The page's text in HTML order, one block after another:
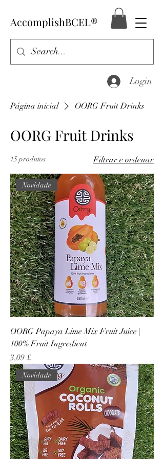
AccomplishBCEL®
Login
Página inicial OORG Fruit Drinks
OORG Fruit Drinks
15 produtos Filtrar e ordenar
Novidade
OORG Papaya Lime Mix Fruit Juice |
100% Fruit Ingredient
Preço
3,09 £
Novidade